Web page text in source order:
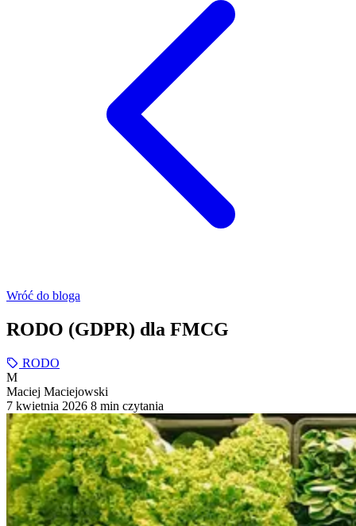
Wróć do bloga
RODO (GDPR) dla FMCG
RODO
M
Maciej Maciejowski
7 kwietnia 2026 8 min czytania